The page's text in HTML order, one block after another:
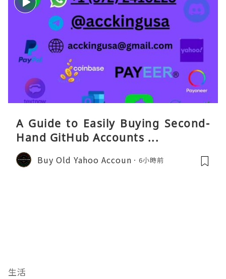
A Guide to Easily Buying Second-
Hand GitHub Accounts ...
Buy Old Yahoo Accoun 6小時前
生活